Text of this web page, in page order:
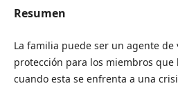
Resumen
La familia puede ser un agente de
protección para los miembros
cuando esta se enfrenta a una